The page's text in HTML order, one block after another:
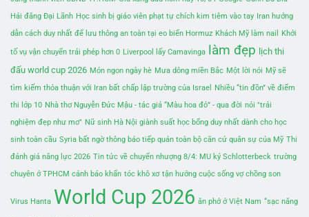
Hải đăng Đại Lãnh Học sinh bị giáo viên phạt tự chích kim tiêm vào tay Iran hướng
dẫn cách duy nhất để lưu thông an toàn tại eo biển Hormuz Khách Mỹ làm nail Khởi
tố vụ vận chuyển trái phép hơn 0 Liverpool lấy Camavinga làm đẹp lịch thi
đấu world cup 2026 Món ngon ngày hè Mưa dông miền Bắc Một lời nói Mỹ sẽ
tìm kiếm thỏa thuận với Iran bất chấp lập trường của Israel
Nhiều “tin đồn” về điểm
thi lớp 10 Nhà thơ Nguyễn Đức Mậu - tác giả “Màu hoa đỏ” - qua đời nói "trải
nghiệm đẹp như mơ" Nữ sinh Hà Nội giành suất học bổng duy nhất dành cho học
sinh toàn cầu Syria bất ngờ thông báo tiếp quản toàn bộ căn cứ quân sự của Mỹ Thi
đánh giá năng lực 2026 Tin tức về chuyển nhượng 8/4: MU ký Schlotterbeck trường
chuyên ở TPHCM cảnh báo khẩn tóc khô xơ tận hưởng cuộc sống vợ chồng son
Virus Hanta World Cup 2026 ăn phở ở Việt Nam “sạc năng